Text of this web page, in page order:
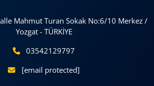
Mahmut Turan Sokak No:6/10 Merkez /
Yozgat - TÜRKİYE
03542129797
[email protected]